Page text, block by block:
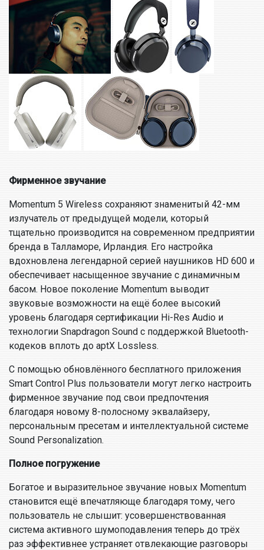
Фирменное звучание
Momentum 5 Wireless сохраняют знаменитый 42-мм
излучатель от предыдущей модели, который
тщательно производится на современном предприятии
бренда в Талламоре, Ирландия. Его настройка
вдохновлена легендарной серией наушников HD 600 и
обеспечивает насыщенное звучание с динамичным
басом. Новое поколение Momentum выводит
звуковые возможности на ещё более высокий
уровень благодаря сертификации Hi-Res Audio и
технологии Snapdragon Sound с поддержкой Bluetooth-
кодеков вплоть до aptX Lossless.
С помощью обновлённого бесплатного приложения
Smart Control Plus пользователи могут легко настроить
фирменное звучание под свои предпочтения
благодаря новому 8-полосному эквалайзеру,
персональным пресетам и интеллектуальной системе
Sound Personalization.
Полное погружение
Богатое и выразительное звучание новых Momentum
становится ещё впечатляюще благодаря тому, чего
пользователь не слышит: усовершенствованная
система активного шумоподавления теперь до трёх
раз эффективнее устраняет отвлекающие разговоры